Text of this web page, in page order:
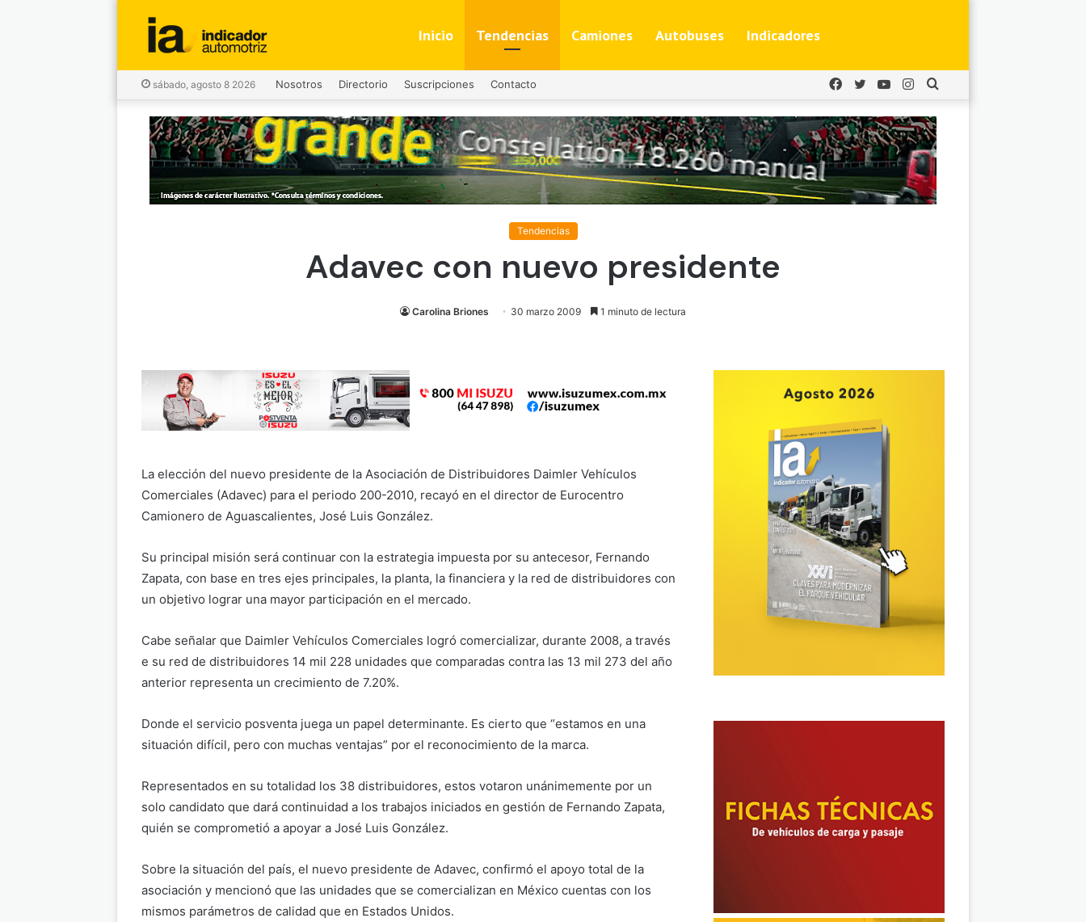
Inicio Tendencias Camiones Autobuses Indicadores
sábado, agosto 8 2026 Nosotros Directorio Suscripciones Contacto
Buscar
Instagram
YouTube
Twitter
Facebook
Tendencias
Adavec con nuevo presidente
Carolina Briones 30 marzo 2009 1 minuto de lectura
La elección del nuevo presidente de la Asociación de Distribuidores Daimler Vehículos
Comerciales (Adavec) para el periodo 200-2010, recayó en el director de Eurocentro
Camionero de Aguascalientes, José Luis González.
Su principal misión será continuar con la estrategia impuesta por su antecesor, Fernando
Zapata, con base en tres ejes principales, la planta, la financiera y la red de distribuidores con
un objetivo lograr una mayor participación en el mercado.
Cabe señalar que Daimler Vehículos Comerciales logró comercializar, durante 2008, a través
e su red de distribuidores 14 mil 228 unidades que comparadas contra las 13 mil 273 del año
anterior representa un crecimiento de 7.20%.
Donde el servicio posventa juega un papel determinante. Es cierto que “estamos en una
situación difícil, pero con muchas ventajas” por el reconocimiento de la marca.
Representados en su totalidad los 38 distribuidores, estos votaron unánimemente por un
solo candidato que dará continuidad a los trabajos iniciados en gestión de Fernando Zapata,
quién se comprometió a apoyar a José Luis González.
Sobre la situación del país, el nuevo presidente de Adavec, confirmó el apoyo total de la
asociación y mencionó que las unidades que se comercializan en México cuentas con los
mismos parámetros de calidad que en Estados Unidos.